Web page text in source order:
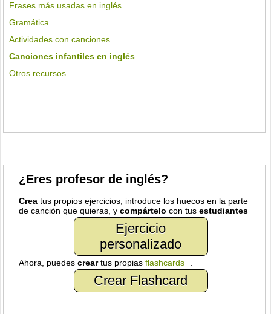
Frases más usadas en inglés
Gramática
Actividades con canciones
Canciones infantiles en inglés
Otros recursos...
¿Eres profesor de inglés?
Crea tus propios ejercicios, introduce los huecos en la parte
de canción que quieras, ycompártelo con tusestudiantes
Ejercicio
personalizado
Ahora, puedescreartus propiasflashcards .
Crear Flashcard